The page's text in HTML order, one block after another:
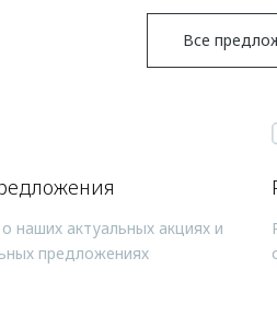
Все
наших актуальных акциях и
предложениях